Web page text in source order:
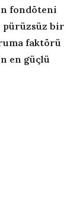
fondöteni
pürüzsüz bir
faktörü
en güçlü